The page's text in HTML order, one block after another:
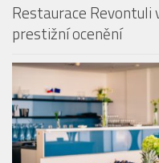
Restaurace Revontuli
prestižní ocenění